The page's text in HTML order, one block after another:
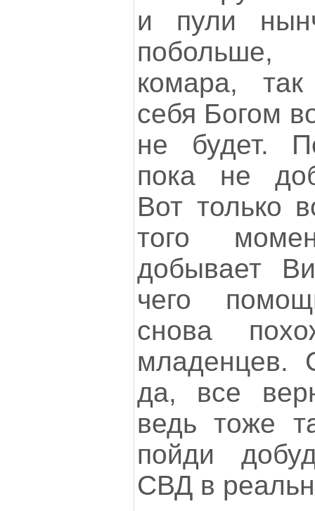
и пули
комара, так
себя Богом
не будет.
пока не
Вот только
того
добывает
чего
снова
младенцев.
да, все
ведь тоже
пойди
СВД в